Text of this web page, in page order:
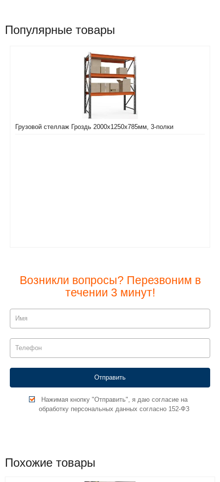
Популярные товары
Грузовой стеллаж Гроздь 2000х1250х785мм, 3-полки
Возникли вопросы? Перезвоним в
течении 3 минут!
Нажимая кнопку "Отправить", я даю согласие на
обработку персональных данных согласно 152-ФЗ
Похожие товары